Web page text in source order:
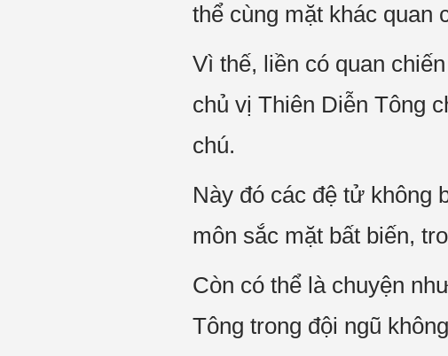
thể cùng mặt khác quan
Vì thế, liền có quan
chủ vị Thiên Diễn Tông
chú.
Này đó các đệ tử không
môn sắc mặt bất biến,
Còn có thể là chuyện
Tông trong đội ngũ